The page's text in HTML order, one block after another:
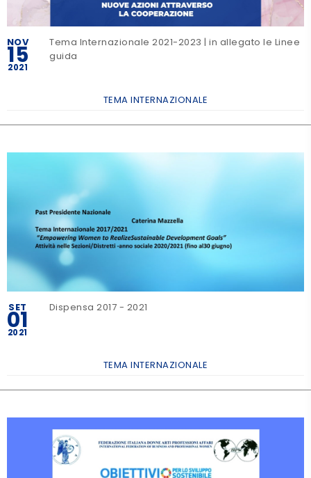
NOV
15
2021
Tema Internazionale 2021-2023 | in allegato le Linee
guida
TEMA INTERNAZIONALE
SET
01
2021
Dispensa 2017 - 2021
TEMA INTERNAZIONALE